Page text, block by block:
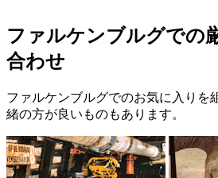
ファルケンブルグでの
合わせ
ファルケンブルグでのお気に入りを
緒の方が良いものもあります。